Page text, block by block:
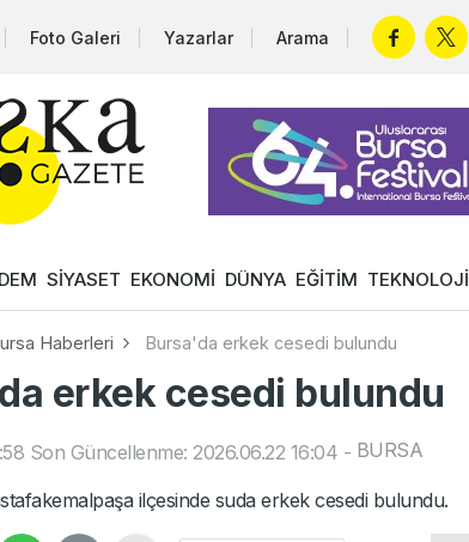
Foto Galeri Yazarlar Arama
SİYASET EKONOMİ DÜNYA EĞİTİM TEKNOLOJİ
Haberleri Bursa'da erkek cesedi bulundu
erkek cesedi bulundu
Son Güncellenme: 2026.06.22 16:04 - BURSA
ilçesinde suda erkek cesedi bulundu.